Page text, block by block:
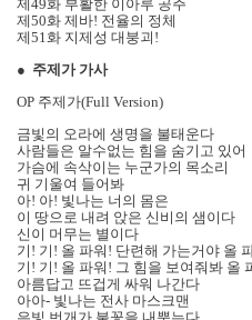
제49화 부활한 이아루 공주
제50화 제바! 전율의 정체
제51화 지제성 대붕괴!
● 주제가 가사
OP 주제가(Full Version)
금빛의 오라에 생명을 불태운다
사람들은 알수없는 힘을 숨기고 있어
가슴에 속삭이는 누군가의 목소리
귀 기울여 들어봐
아! 아! 빛나는 너의 몸은
이 땅으로 내려 앉은 신비의 샘이다
신이 머무는 별이다
기! 기! 올 파워! 단련해 가는거야 올
기! 기! 올 파워! 그 힘을 보여줘봐 올
아름답고 뜨겁게 싸워 나간다
아아- 빛나는 전사 마스크맨